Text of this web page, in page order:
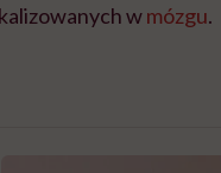
wmózgu.